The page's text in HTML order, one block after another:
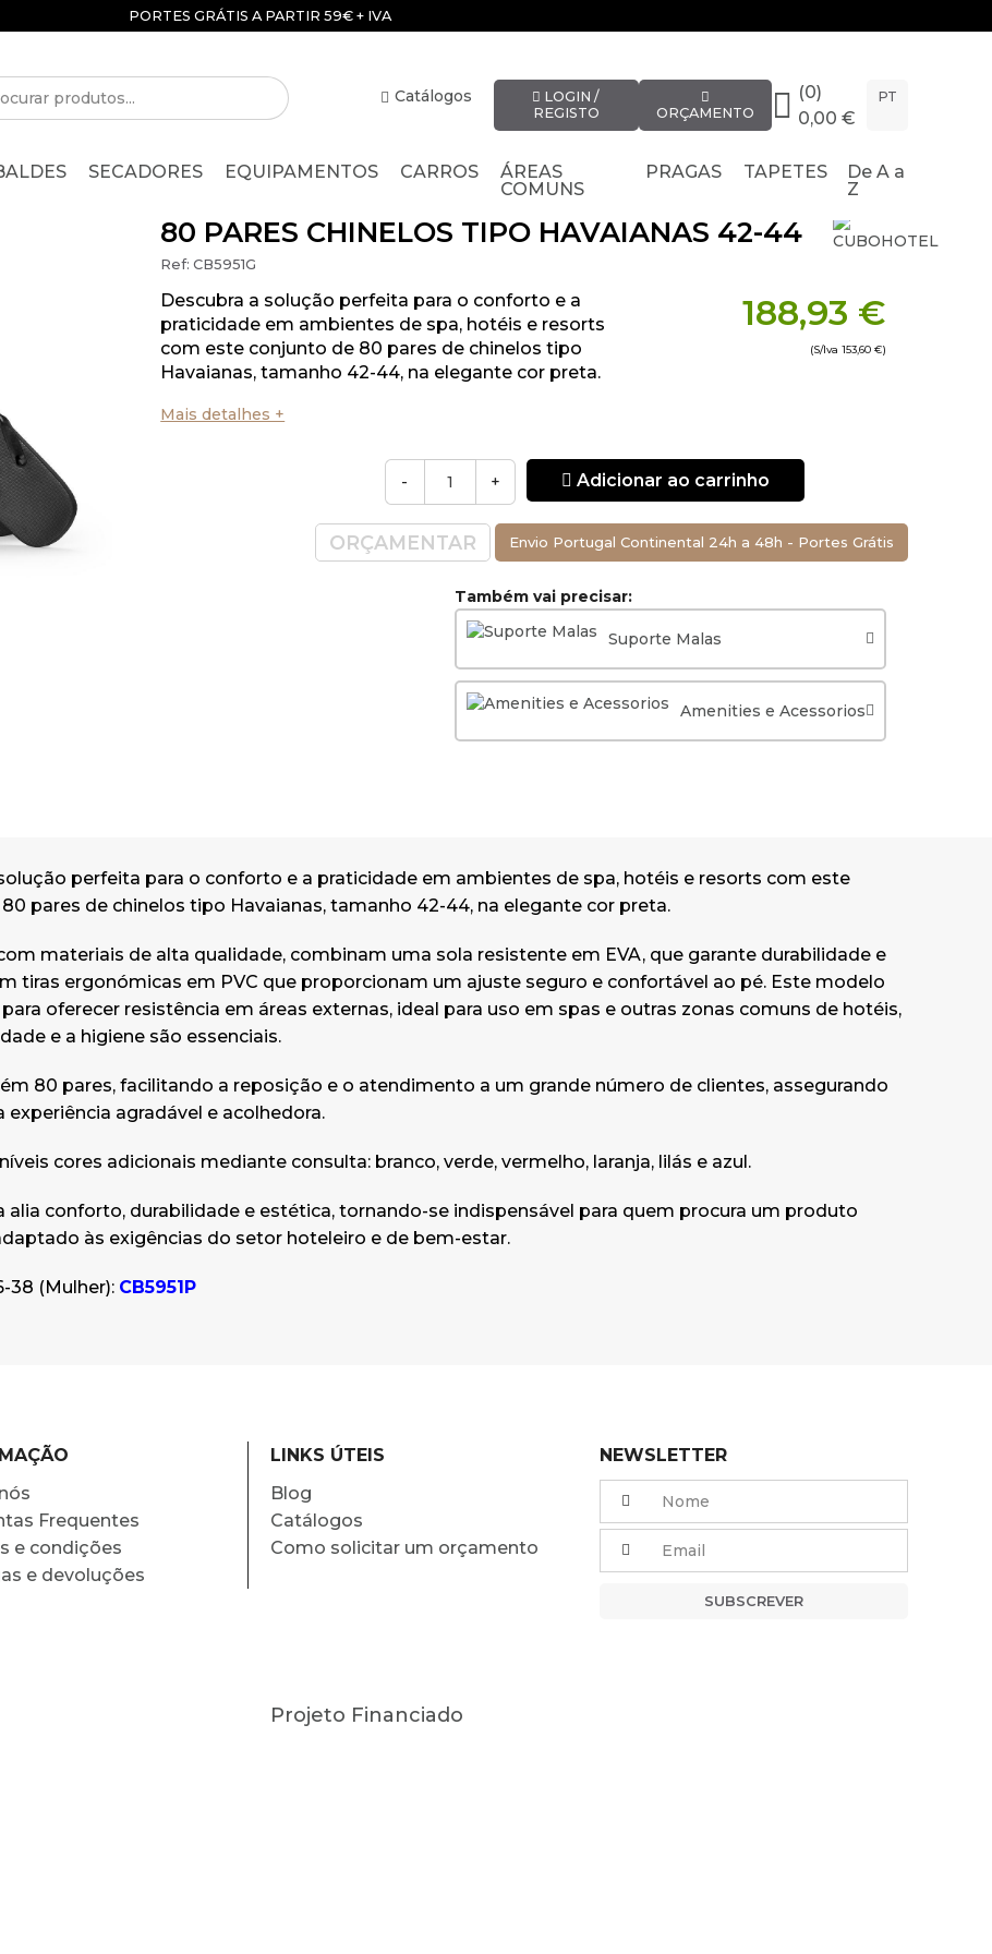
PORTES GRÁTIS A PARTIR 59€ + IVA
Catálogos
LOGIN /
REGISTO
ORÇAMENTO
(0)
0,00 €
PT
SECADORES EQUIPAMENTOS CARROS
ÁREAS
COMUNS
PRAGAS TAPETES
De A a
Z
80 PARES CHINELOS TIPO HAVAIANAS 42-44
Ref:CB5951G
188,93 €
(S/Iva 153,60 €)
Descubra a solução perfeita para o conforto e a
praticidade em ambientes de spa, hotéis e resorts
com este conjunto de 80 pares de chinelos tipo
Havaianas, tamanho 42-44, na elegante cor preta.
Mais detalhes +
- + Adicionar ao carrinho
ORÇAMENTAR Envio Portugal Continental 24h a 48h - Portes Grátis
Também vai precisar:
Suporte Malas
Amenities e Acessorios
perfeita para o conforto e a praticidade em ambientes de spa, hotéis e resorts com este
pares de chinelos tipo Havaianas, tamanho 42-44, na elegante cor preta.
materiais de alta qualidade, combinam uma sola resistente em EVA, que garante durabilidade e
tiras ergonómicas em PVC que proporcionam um ajuste seguro e confortável ao pé. Este modelo
oferecer resistência em áreas externas, ideal para uso em spas e outras zonas comuns de hotéis,
e a higiene são essenciais.
80 pares, facilitando a reposição e o atendimento a um grande número de clientes, assegurando
experiência agradável e acolhedora.
cores adicionais mediante consulta: branco, verde, vermelho, laranja, lilás e azul.
alia conforto, durabilidade e estética, tornando-se indispensável para quem procura um produto
às exigências do setor hoteleiro e de bem-estar.
38 (Mulher): CB5951P
Frequentes
e condições
e devoluções
LINKS ÚTEIS
Blog
Catálogos
Como solicitar um orçamento
Projeto Financiado
NEWSLETTER
SUBSCREVER